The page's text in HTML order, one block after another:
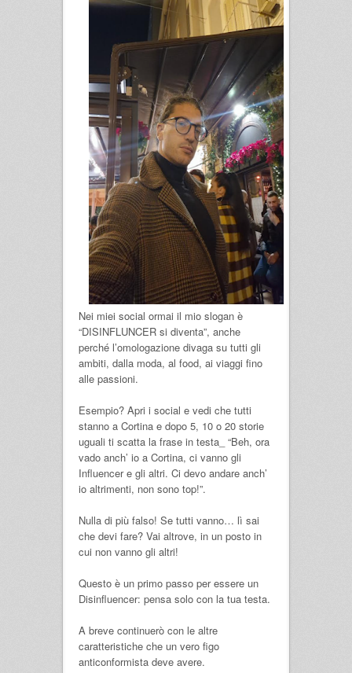
Nei miei social ormai il mio slogan è
“DISINFLUNCER si diventa”, anche
perché l’omologazione divaga su tutti gli
ambiti, dalla moda, al food, ai viaggi fino
alle passioni.
Esempio? Apri i social e vedi che tutti
stanno a Cortina e dopo 5, 10 o 20 storie
uguali ti scatta la frase in testa_ “Beh, ora
vado anch’ io a Cortina, ci vanno gli
Influencer e gli altri. Ci devo andare anch’
io altrimenti, non sono top!”.
Nulla di più falso! Se tutti vanno… lì sai
che devi fare? Vai altrove, in un posto in
cui non vanno gli altri!
Questo è un primo passo per essere un
Disinfluencer: pensa solo con la tua testa.
A breve continuerò con le altre
caratteristiche che un vero figo
anticonformista deve avere.